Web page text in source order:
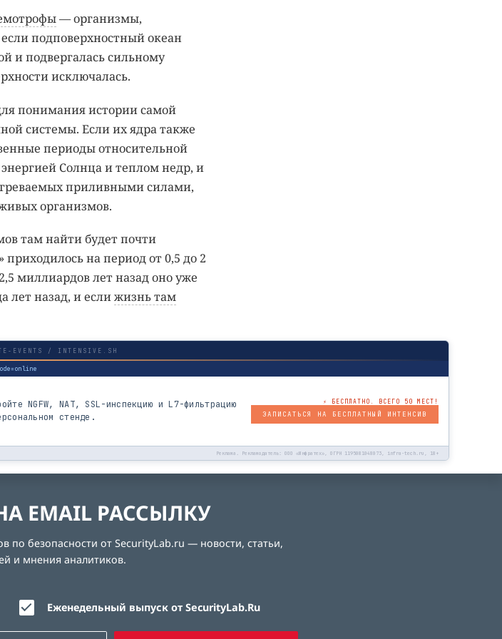
— организмы,
подповерхностный океан
и подвергалась сильному
исключалась.
понимания истории самой
системы. Если их ядра также
периоды относительной
Солнца и теплом недр, и
приливными силами,
организмов.
там найти будет почти
на период от 0,5 до 2
миллиардов лет назад оно уже
лет назад, и еслижизнь там
EVENTS / INTENSIVE.SH
NGFW, NAT, SSL-инспекцию и L7-фильтрацию
стенде.
⚡ БЕСПЛАТНО. ВСЕГО 50 МЕСТ!
ЗАПИСАТЬСЯ НА БЕСПЛАТНЫЙ ИНТЕНСИВ
Реклама. Рекламодатель: ООО «Инфратех», ОГРН 1195081048073, infra-tech.ru, 18+
EMAIL РАССЫЛКУ
по безопасности от SecurityLab.ru — новости, статьи,
и мнения аналитиков.
Еженедельный выпуск от SecurityLab.Ru